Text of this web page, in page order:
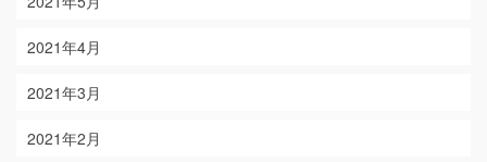
2021年4月
2021年3月
2021年2月